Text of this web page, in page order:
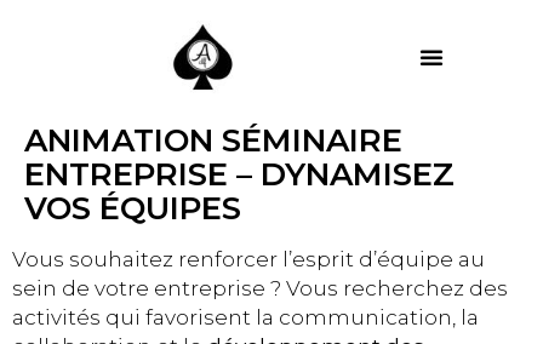
ANIMATION SÉMINAIRE
ENTREPRISE – DYNAMISEZ
VOS ÉQUIPES
Vous souhaitez renforcer l’esprit d’équipe au
sein de votre entreprise ? Vous recherchez des
activités qui favorisent la communication, la